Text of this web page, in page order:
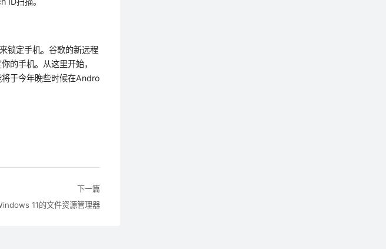
锁定手机。谷歌的新远程
的手机。从这里开始，
于今年晚些时候在Andro
下一篇
11的文件资源管理器